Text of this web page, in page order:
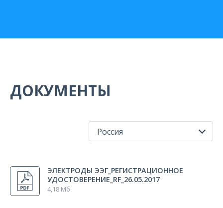
ДОКУМЕНТЫ
Россия
Россия
ЭЛЕКТРОДЫ ЭЭГ_РЕГИСТРАЦИОННОЕ
УДОСТОВЕРЕНИЕ_RF_26.05.2017
4,18 Мб